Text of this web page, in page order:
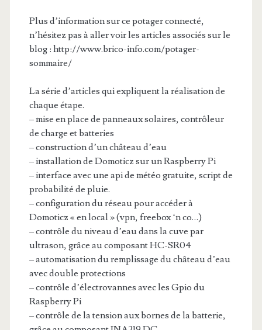
Plus d’information sur ce potager connecté,
n’hésitez pas à aller voir les articles associés sur le
blog : http://www.brico-info.com/potager-
sommaire/
La série d’articles qui expliquent la réalisation de
chaque étape.
– mise en place de panneaux solaires, contrôleur
de charge et batteries
– construction d’un château d’eau
– installation de Domoticz sur un Raspberry Pi
– interface avec une api de météo gratuite, script de
probabilité de pluie.
– configuration du réseau pour accéder à
Domoticz « en local » (vpn, freebox ‘n co…)
– contrôle du niveau d’eau dans la cuve par
ultrason, grâce au composant HC-SR04
– automatisation du remplissage du château d’eau
avec double protections
– contrôle d’électrovannes avec les Gpio du
Raspberry Pi
– contrôle de la tension aux bornes de la batterie,